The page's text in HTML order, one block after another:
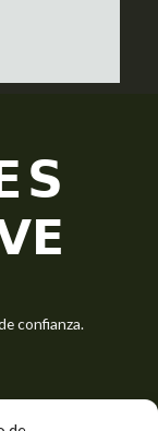
confianza.
beneficios del